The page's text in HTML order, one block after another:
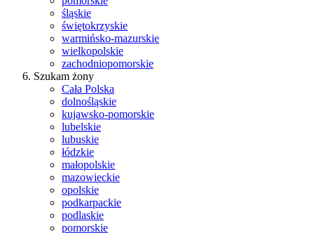
śląskie
świętokrzyskie
warmińsko-mazurskie
wielkopolskie
zachodniopomorskie
Szukam żony
Cała Polska
dolnośląskie
kujawsko-pomorskie
lubelskie
lubuskie
łódzkie
małopolskie
mazowieckie
opolskie
podkarpackie
podlaskie
pomorskie